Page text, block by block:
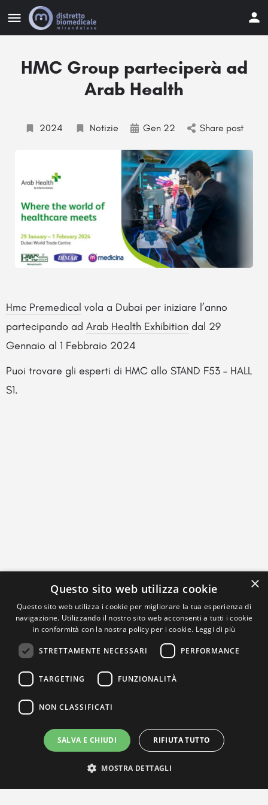
HMC Group parteciperà ad
Arab Health
2024 Notizie Gen 22 Share post
Hmc Premedical vola a Dubai per iniziare l’anno
partecipando ad Arab Health Exhibition dal 29
Gennaio al 1 Febbraio 2024
Puoi trovare gli esperti di HMC allo STAND F53 – HALL
S1.
×
Questo sito web utilizza cookie
Questo sito web utilizza i cookie per migliorare la tua esperienza di
navigazione. Utilizzando il nostro sito web acconsenti a tutti i cookie
in conformità con la nostra policy per i cookie. Leggi di più
STRETTAMENTE NECESSARI PERFORMANCE
TARGETING FUNZIONALITÀ
NON CLASSIFICATI
SALVA E CHIUDI RIFIUTA TUTTO
MOSTRA DETTAGLI